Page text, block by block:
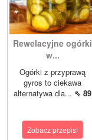
Rewelacyjne ogórki
w...
Ogórki z przyprawą
gyros to ciekawa
alternatywa dla... ⇖ 89
Zobacz przepis!